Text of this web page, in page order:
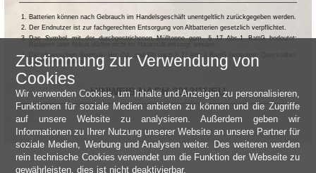
Batterien können nach Gebrauch im Handelsgeschäft unentgeltlich zurückgegeben werden.
Der Endnutzer ist zur fachgerechten Entsorgung von Altbatterien gesetzlich verpflichtet.
Das Symbol mit der durchgestrichenen Mülltonne gem. § 17 Abs.1 BattG bedeutet:
Die chemischen Symbole Hg, Cd, und Pb nach § 17 Abs.3 BattG bedeuten: Quecksilber,
Cadmium und Blei.
HINWEIS NACH 2013/11/EU
Zustimmung zur Verwendung von
Cookies
Wir verwenden Cookies, um Inhalte und Anzeigen zu personalisieren,
Funktionen für soziale Medien anbieten zu können und die Zugriffe
auf unsere Website zu analysieren. Außerdem geben wir
Informationen zu Ihrer Nutzung unserer Website an unsere Partner für
soziale Medien, Werbung und Analysen weiter. Des weiteren werden
rein technische Cookies verwendet um die Funktion der Webseite zu
gewährleisten, dies ist nicht deaktivierbar.